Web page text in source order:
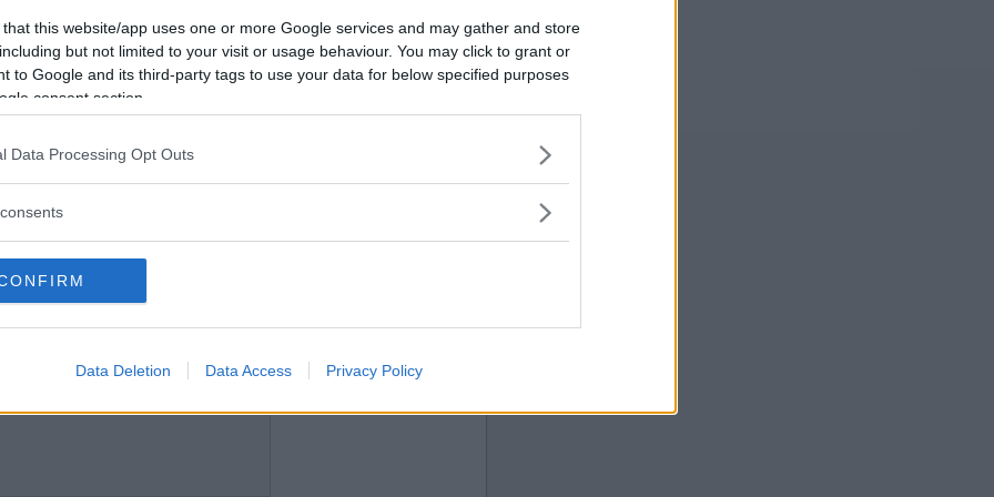
that this website/app uses one or more Google services and may gather and store
but not limited to your visit or usage behaviour. You may click to grant or
to Google and its third-party tags to use your data for below specified purposes
consent section.
Data Processing Opt Outs
Data Deletion Data Access Privacy Policy
kaffe)
öppen brasa
Vill du bli
medlem?